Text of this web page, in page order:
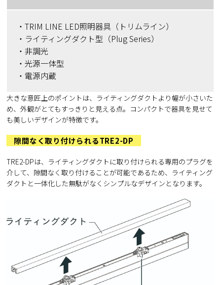
・TRIM LINE LED照明器具（トリムライン）
・ライティングダクト型（Plug Series）
・非調光
・光源一体型
・電源内蔵
大きな意匠上のポイントは、ライティングダクトより幅が小さいた
め、外観がとてもすっきりと見える点。コンパクトで器具を見せて
も美しいデザインが特徴です。
隙間なく取り付けられるTRE2-DP
TRE2-DPは、ライティングダクトに取り付けられる専用のプラグを
介して、隙間なく取り付けることが可能であるため、ライティング
ダクトと一体化した無駄がなくシンプルなデザインとなります。